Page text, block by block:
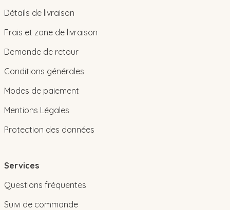
Détails de livraison
Frais et zone de livraison
Demande de retour
Conditions générales
Modes de paiement
Mentions Légales
Protection des données
Services
Questions fréquentes
Suivi de commande